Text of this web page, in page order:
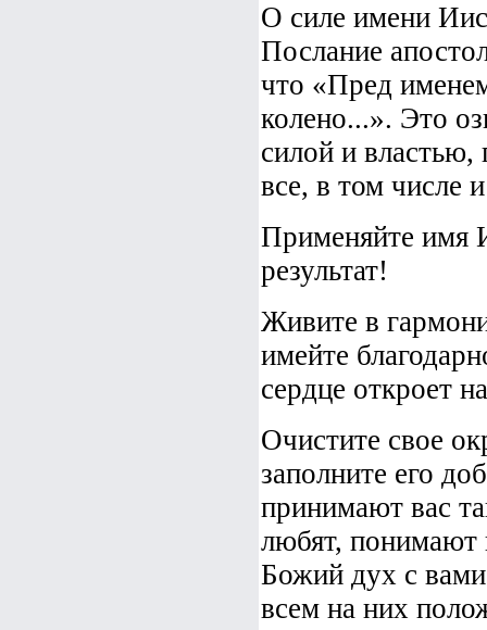
О силе имени
Послание
что «Пред
колено...». Это
силой и властью,
все, в том числе
Применяйте имя
результат!
Живите в
имейте
сердце откроет
Очистите свое
заполните его
принимают вас
любят, понимают
Божий дух с
всем на них